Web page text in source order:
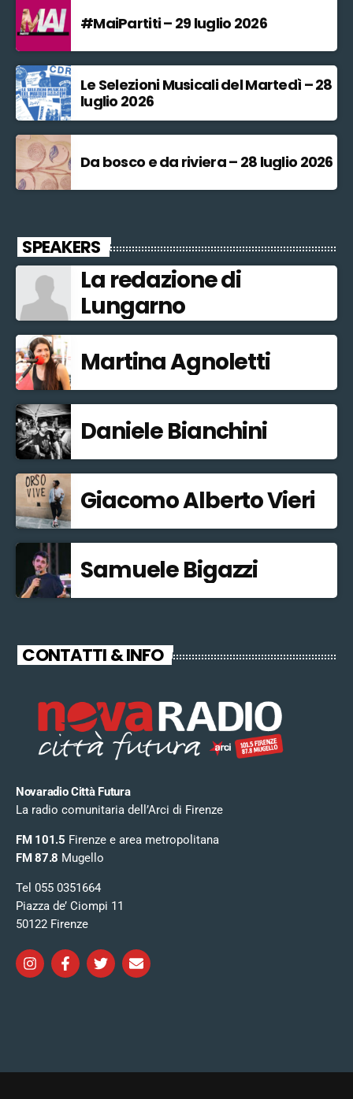
#MaiPartiti – 29 luglio 2026
Le Selezioni Musicali del Martedì – 28
luglio 2026
Da bosco e da riviera – 28 luglio 2026
SPEAKERS
La redazione di
Lungarno
Martina Agnoletti
Daniele Bianchini
Giacomo Alberto Vieri
Samuele Bigazzi
CONTATTI & INFO
Novaradio Città Futura
La radio comunitaria dell’Arci di Firenze
FM 101.5 Firenze e area metropolitana
FM 87.8 Mugello
Tel 055 0351664
Piazza de’ Ciompi 11
50122 Firenze